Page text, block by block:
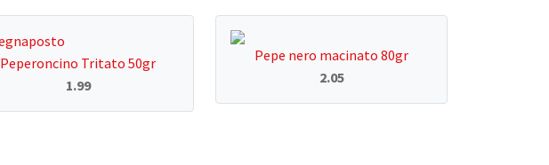
Peperoncino Tritato 50gr
1.99
Pepe nero macinato 80gr
2.05